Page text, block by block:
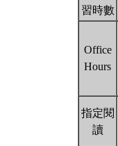
習時數
Office
Hours
指定閱
讀